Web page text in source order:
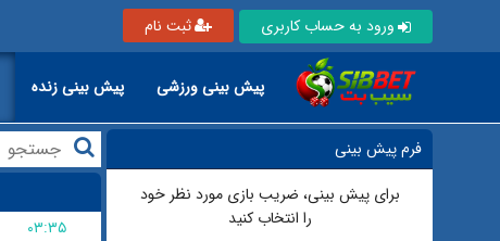
ورود به حساب کاربری ثبت نام
پیش بینی ورزشی پیش بینی زنده
فرم پیش بینی
برای پیش بینی، ضریب بازی مورد نظر خود
را انتخاب کنید
۰۳:۳۵